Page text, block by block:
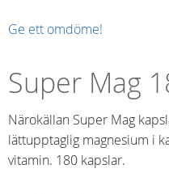
Ge ett omdöme!
Super Mag
Närokällan Super Mag
lättupptaglig magnesium i
vitamin. 180 kapslar.